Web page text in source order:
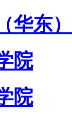
华东）
院
院